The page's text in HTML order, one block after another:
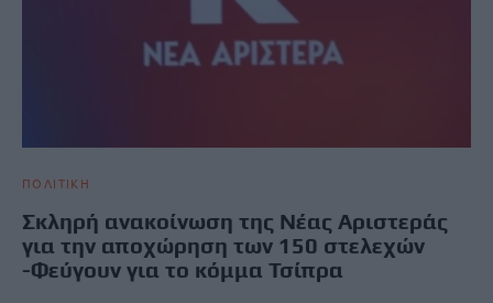
ΠΟΛΙΤΙΚΗ
Σκληρή ανακοίνωση της Νέας Αριστεράς
για την αποχώρηση των 150 στελεχών
-Φεύγουν για το κόμμα Τσίπρα